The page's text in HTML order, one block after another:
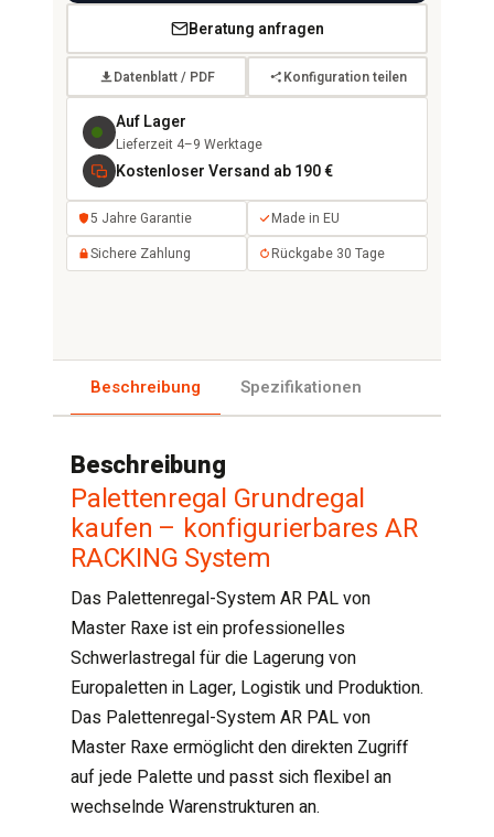
Beratung anfragen
Datenblatt / PDF Konfiguration teilen
Auf Lager
Lieferzeit 4–9 Werktage
Kostenloser Versand ab 190 €
5 Jahre Garantie
Made in EU
Sichere Zahlung
Rückgabe 30 Tage
Beschreibung Spezifikationen
Beschreibung
Palettenregal Grundregal
kaufen – konfigurierbares AR
RACKING System
Das Palettenregal-System AR PAL von
Master Raxe ist ein professionelles
Schwerlastregal für die Lagerung von
Europaletten in Lager, Logistik und Produktion.
Das Palettenregal-System AR PAL von
Master Raxe ermöglicht den direkten Zugriff
auf jede Palette und passt sich flexibel an
wechselnde Warenstrukturen an.